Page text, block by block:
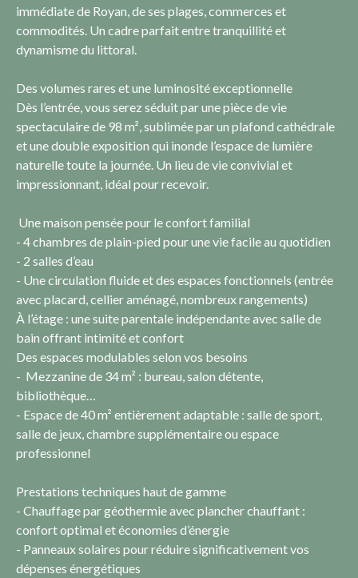
immédiate de Royan, de ses plages, commerces et
commodités. Un cadre parfait entre tranquillité et
dynamisme du littoral.
Des volumes rares et une luminosité exceptionnelle
Dès l’entrée, vous serez séduit par une pièce de vie
spectaculaire de 98 m², sublimée par un plafond cathédrale
et une double exposition qui inonde l’espace de lumière
naturelle toute la journée. Un lieu de vie convivial et
impressionnant, idéal pour recevoir.
Une maison pensée pour le confort familial
- 4 chambres de plain-pied pour une vie facile au quotidien
- 2 salles d’eau
- Une circulation fluide et des espaces fonctionnels (entrée
avec placard, cellier aménagé, nombreux rangements)
À l’étage : une suite parentale indépendante avec salle de
bain offrant intimité et confort
Des espaces modulables selon vos besoins
- Mezzanine de 34 m² : bureau, salon détente,
bibliothèque…
- Espace de 40 m² entièrement adaptable : salle de sport,
salle de jeux, chambre supplémentaire ou espace
professionnel
Prestations techniques haut de gamme
- Chauffage par géothermie avec plancher chauffant :
confort optimal et économies d’énergie
- Panneaux solaires pour réduire significativement vos
dépenses énergétiques